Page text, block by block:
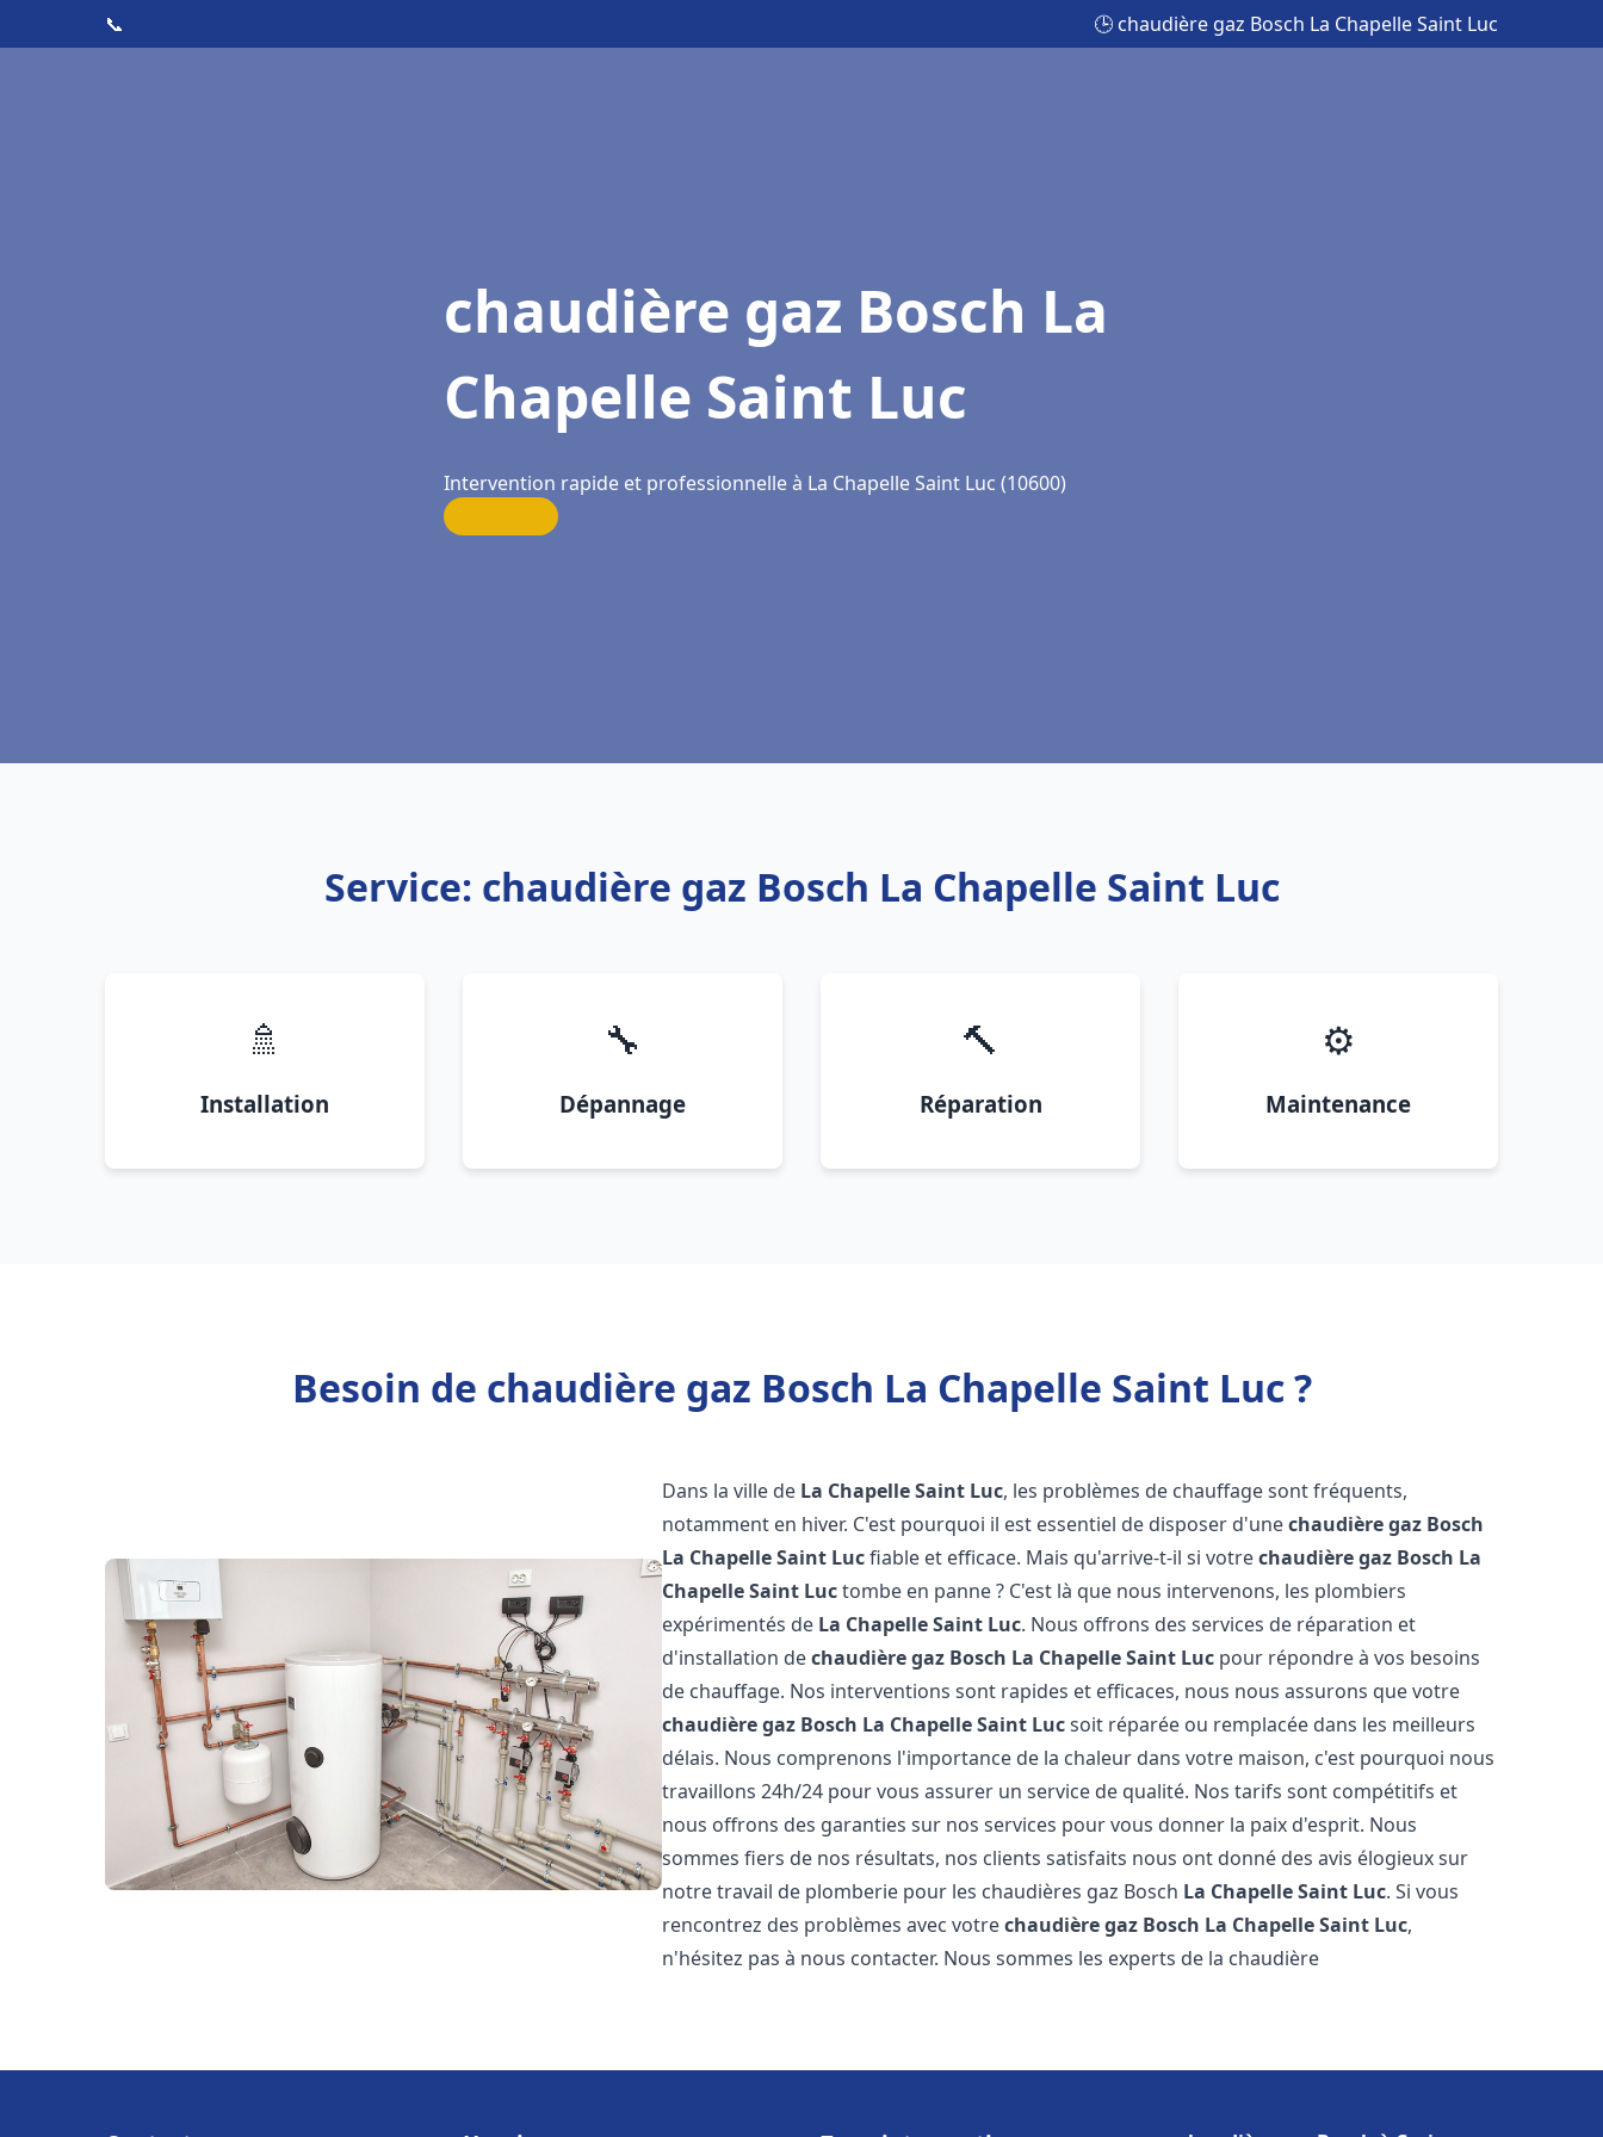
📞 🕒 chaudière gaz Bosch La Chapelle Saint Luc
chaudière gaz Bosch La
Chapelle Saint Luc
Intervention rapide et professionnelle à La Chapelle Saint Luc (10600)
Service: chaudière gaz Bosch La Chapelle Saint Luc
🚿
Installation
🔧
Dépannage
🔨
Réparation
⚙️
Maintenance
Besoin de chaudière gaz Bosch La Chapelle Saint Luc ?
Dans la ville de La Chapelle Saint Luc, les problèmes de chauffage sont fréquents,
notamment en hiver. C'est pourquoi il est essentiel de disposer d'unechaudière gaz Bosch
La Chapelle Saint Lucfiable et efficace. Mais qu'arrive-t-il si votrechaudière gaz Bosch La
Chapelle Saint Luctombe en panne ? C'est là que nous intervenons, les plombiers
expérimentés de La Chapelle Saint Luc. Nous offrons des services de réparation et
d'installation dechaudière gaz Bosch La Chapelle Saint Luc pour répondre à vos besoins
de chauffage. Nos interventions sont rapides et efficaces, nous nous assurons que votre
chaudière gaz Bosch La Chapelle Saint Lucsoit réparée ou remplacée dans les meilleurs
délais. Nous comprenons l'importance de la chaleur dans votre maison, c'est pourquoi nous
travaillons 24h/24 pour vous assurer un service de qualité. Nos tarifs sont compétitifs et
nous offrons des garanties sur nos services pour vous donner la paix d'esprit. Nous
sommes fiers de nos résultats, nos clients satisfaits nous ont donné des avis élogieux sur
notre travail de plomberie pour les chaudières gaz Bosch La Chapelle Saint Luc. Si vous
rencontrez des problèmes avec votrechaudière gaz Bosch La Chapelle Saint Luc,
n'hésitez pas à nous contacter. Nous sommes les experts de la chaudière